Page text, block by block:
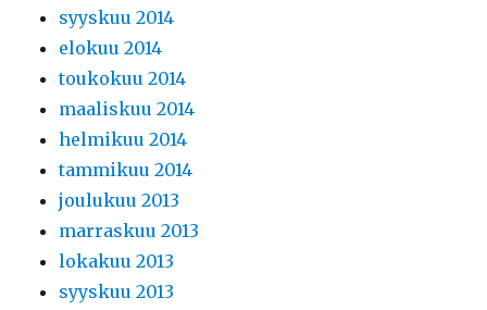
syyskuu 2014
elokuu 2014
toukokuu 2014
maaliskuu 2014
helmikuu 2014
tammikuu 2014
joulukuu 2013
marraskuu 2013
lokakuu 2013
syyskuu 2013